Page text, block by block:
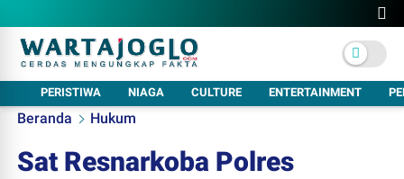
PERISTIWA NIAGA CULTURE ENTERTAINMENT
Beranda Hukum
Sat Resnarkoba Polres